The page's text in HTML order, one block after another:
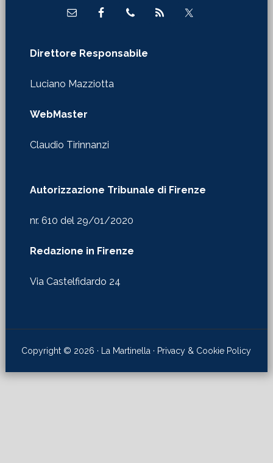
Direttore Responsabile
Luciano Mazziotta
WebMaster
Claudio Tirinnanzi
Autorizzazione Tribunale di Firenze
nr. 610 del 29/01/2020
Redazione in Firenze
Via Castelfidardo 24
Copyright © 2026 · La Martinella · Privacy & Cookie Policy